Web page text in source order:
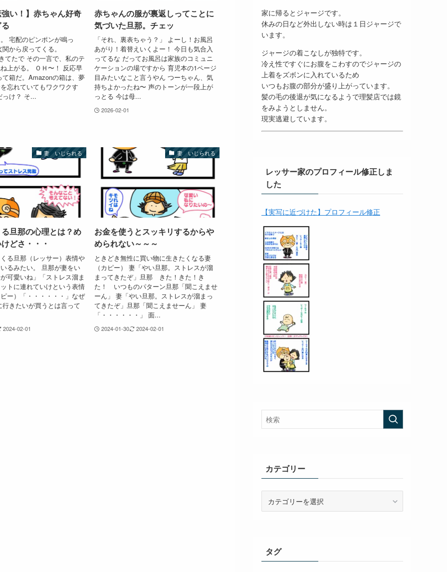
い！】赤ちゃん好奇
宅配のピンポンが鳴っ
から戻ってくる。
てたで その一言で、私のテ
上がる。 ＯＨ〜！ 反応早
箱だ。Amazonの箱は、夢
忘れていてもワクワクす
っけ？ そ...
赤ちゃんの服が裏返しってことに
気づいた旦那。チェッ
「それ、裏表ちゃう？」 よーし！お風呂
あがり！着替えいくよー！ 今日も気合入
ってるな だってお風呂は家族のコミュニ
ケーションの場ですから 育児本の1ページ
目みたいなこと言うやん つーちゃん、気
持ちよかったね〜 声のトーンが一段上が
っとる 今は母...
2026-02-01
妻 いじられる
旦那の心理とは？め
どさ・・・
る旦那（レッサー）表情や
るみたい。 旦那が妻をい
可愛いね」「ストレス溜ま
トに連れていけという表情
ー）「・・・・・・」なぜ
きたいが買うとは言って
2024-02-01
妻 いじられる
お金を使うとスッキリするからや
められない～～～
ときどき無性に買い物に生きたくなる妻
（カピー） 妻「やい旦那。ストレスが溜
まってきたぞ」旦那 きた！きた！き
た！ いつものパターン旦那「聞こえませ
ーん」 妻「やい旦那。ストレスが溜まっ
てきたぞ」旦那「聞こえませーん」 妻
「・・・・・・」 面...
2024-01-30 2024-02-01
家に帰るとジャージです。
休みの日など外出しない時は１日ジャージで
います。
ジャージの着こなしが独特です。
冷え性ですぐにお腹をこわすのでジャージの
上着をズボンに入れているため
いつもお腹の部分が盛り上がっています。
髪の毛の後退が気になるようで理髪店では鏡
をみようとしません。
現実逃避しています。
レッサー家のプロフィール修正しま
した
【実写に近づけた】プロフィール修正
カテゴリー
タグ